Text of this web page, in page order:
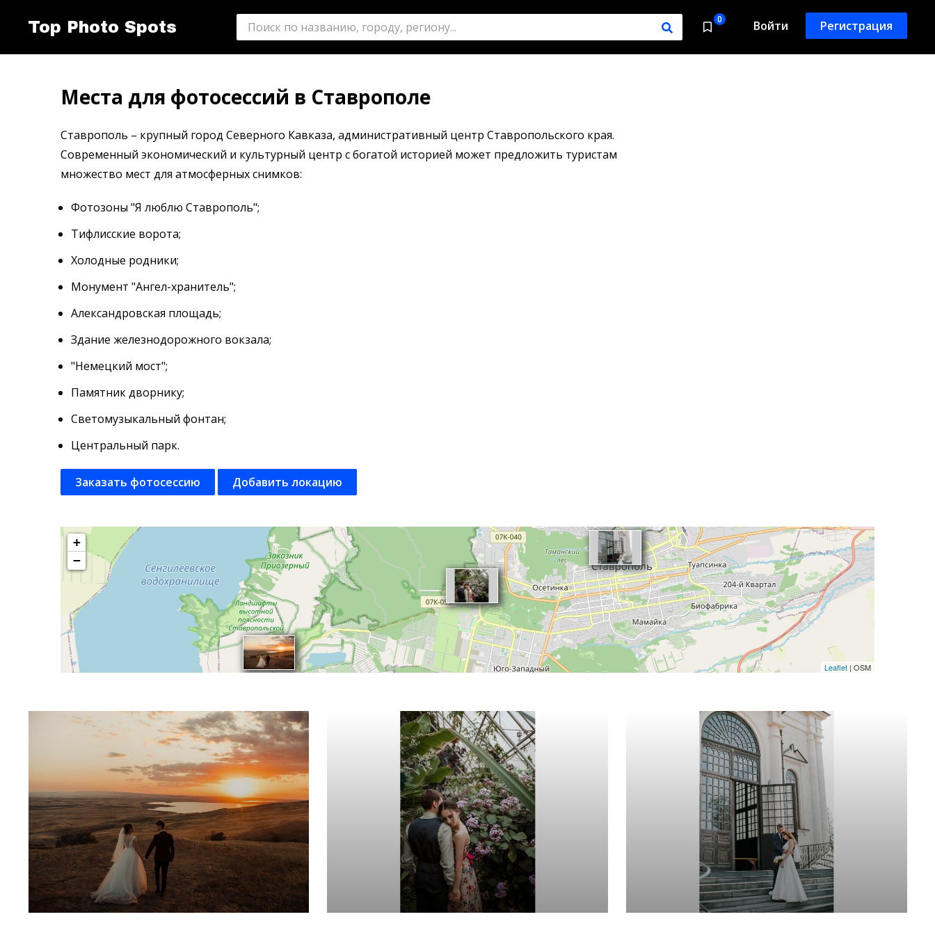
Top Photo Spots 0 Войти Регистрация
Места для фотосессий в Ставрополе
Ставрополь – крупный город Северного Кавказа, административный центр Ставропольского края.
Современный экономический и культурный центр с богатой историей может предложить туристам
множество мест для атмосферных снимков:
Фотозоны "Я люблю Ставрополь";
Тифлисские ворота;
Холодные родники;
Монумент "Ангел-хранитель";
Александровская площадь;
Здание железнодорожного вокзала;
"Немецкий мост";
Памятник дворнику;
Светомузыкальный фонтан;
Центральный парк.
Заказать фотосессию Добавить локацию
+
−
Leaflet | OSM